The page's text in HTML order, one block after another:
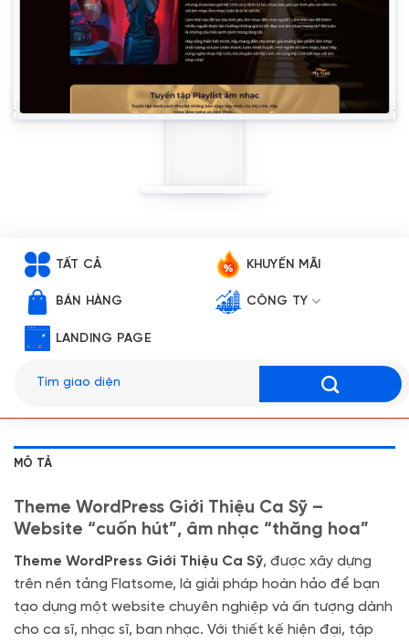
TẤT CẢ KHUYẾN MÃI
BÁN HÀNG CÔNG TY
LANDING PAGE
kiếm:
MÔ TẢ
Theme WordPress Giới Thiệu Ca Sỹ –
Website “cuốn hút”, âm nhạc “thăng hoa”
Theme WordPress Giới Thiệu Ca Sỹ, được xây dựng
trên nền tảng Flatsome, là giải pháp hoàn hảo để bạn
tạo dựng một website chuyên nghiệp và ấn tượng dành
cho ca sĩ, nhạc sĩ, ban nhạc. Với thiết kế hiện đại, tập